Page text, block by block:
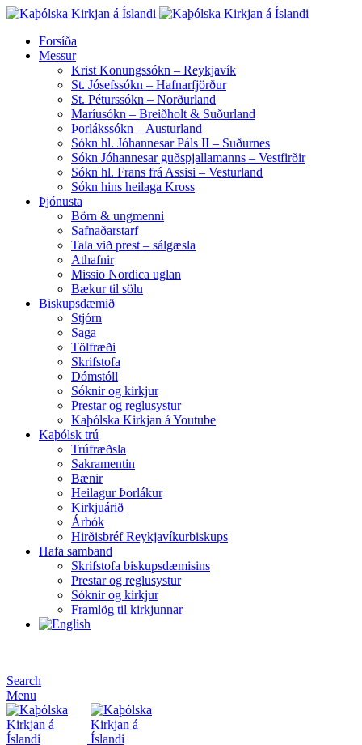
Forsíða
Messur
Krist Konungssókn – Reykjavík
St. Jósefssókn – Hafnarfjörður
St. Péturssókn – Norðurland
Maríusókn – Breiðholt & Suðurland
Þorlákssókn – Austurland
Sókn hl. Jóhannesar Páls II – Suðurnes
Sókn Jóhannesar guðspjallamanns – Vestfirðir
Sókn hl. Frans frá Assisi – Vesturland
Sókn hins heilaga Kross
Þjónusta
Börn & ungmenni
Safnaðarstarf
Tala við prest – sálgæsla
Athafnir
Missio Nordica uglan
Bækur til sölu
Biskupsdæmið
Stjórn
Saga
Tölfræði
Skrifstofa
Dómstóll
Sóknir og kirkjur
Prestar og reglusystur
Kaþólska Kirkjan á Youtube
Kaþólsk trú
Trúfræðsla
Sakramentin
Bænir
Heilagur Þorlákur
Kirkjuárið
Árbók
Hirðisbréf Reykjavíkurbiskups
Hafa samband
Skrifstofa biskupsdæmisins
Prestar og reglusystur
Sóknir og kirkjur
Framlög til kirkjunnar
Search
Menu